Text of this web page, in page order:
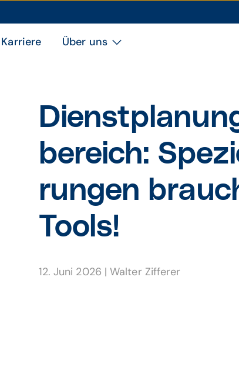
Karriere Über uns
bereich:
rungen
Tools!
12. Juni 2026 |Walter Zifferer